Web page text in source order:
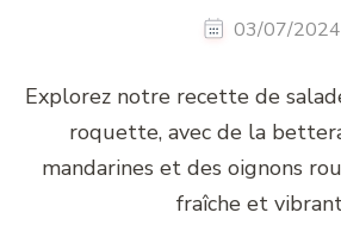
03/07/2024
Explorez notre recette de
roquette, avec de la
mandarines et des oignons
fraîche et